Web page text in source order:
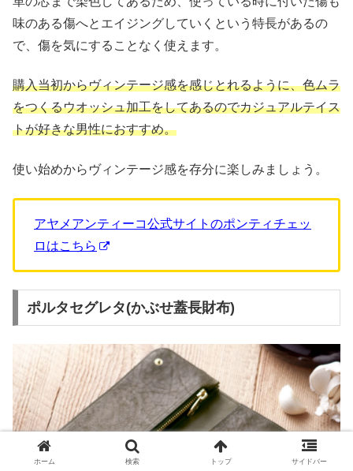
味のある傷へとエイジングしていくという特長があるの
で、傷を気にすることなく使えます。
購入当初からヴィンテージ感を感じとれるように、色ムラ
をつくるウオッシュ加工をしてあるのでカジュアルテイス
トが好きな男性におすすめ。
使い始めからヴィンテージ感を存分に楽しみましょう。
アヤメアンティーコ公式サイトのポンティチェッ
ロはこちら
ポルタセグレタ(かぶせ蓋長財布)
ホーム 検索 トップ サイドバー